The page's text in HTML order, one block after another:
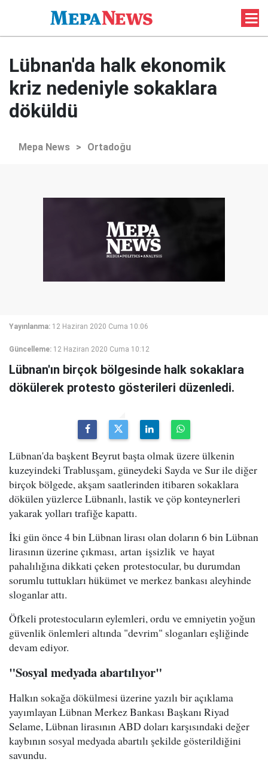
Lübnan'da halk ekonomik
kriz nedeniyle sokaklara
döküldü
Mepa News > Ortadoğu
Yayınlanma: 12 Haziran 2020 Cuma 10:06
Güncelleme: 12 Haziran 2020 Cuma 10:12
Lübnan'ın birçok bölgesinde halk sokaklara
dökülerek protesto gösterileri düzenledi.
Lübnan'da başkent Beyrut başta olmak üzere ülkenin
kuzeyindeki Trablusşam, güneydeki Sayda ve Sur ile diğer
birçok bölgede, akşam saatlerinden itibaren sokaklara
dökülen yüzlerce Lübnanlı, lastik ve çöp konteynerleri
yakarak yolları trafiğe kapattı.
İki gün önce 4 bin Lübnan lirası olan doların 6 bin Lübnan
lirasının üzerine çıkması, artan işsizlik ve hayat
pahalılığına dikkati çeken protestocular, bu durumdan
sorumlu tuttukları hükümet ve merkez bankası aleyhinde
sloganlar attı.
Öfkeli protestocuların eylemleri, ordu ve emniyetin yoğun
güvenlik önlemleri altında "devrim" sloganları eşliğinde
devam ediyor.
"Sosyal medyada abartılıyor"
Halkın sokağa dökülmesi üzerine yazılı bir açıklama
yayımlayan Lübnan Merkez Bankası Başkanı Riyad
Selame, Lübnan lirasının ABD doları karşısındaki değer
kaybının sosyal medyada abartılı şekilde gösterildiğini
savundu.